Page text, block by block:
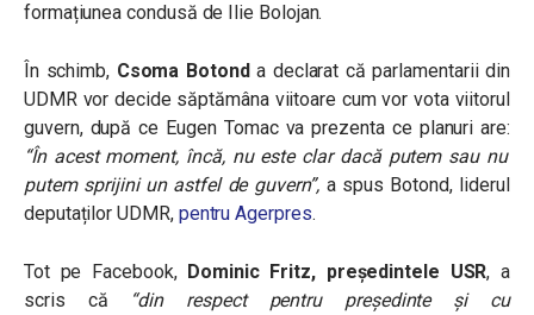
formațiunea condusă de Ilie Bolojan.
În schimb, Csoma Botonda declarat că parlamentarii din
UDMR vor decide săptămâna viitoare cum vor vota viitorul
guvern, după ce Eugen Tomac va prezenta ce planuri are:
“În acest moment, încă, nu este clar dacă putem sau nu
putem sprijini un astfel de guvern”, a spus Botond, liderul
deputaților UDMR, pentru Agerpres.
Tot pe Facebook, Dominic Fritz, președintele USR, a
scris că
“din respect pentru președinte și cu